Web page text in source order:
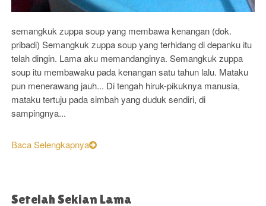
semangkuk zuppa soup yang membawa kenangan (dok.
pribadi) Semangkuk zuppa soup yang terhidang di depanku itu
telah dingin. Lama aku memandanginya. Semangkuk zuppa
soup itu membawaku pada kenangan satu tahun lalu. Mataku
pun menerawang jauh... Di tengah hiruk-pikuknya manusia,
mataku tertuju pada simbah yang duduk sendiri, di
sampingnya...
Baca Selengkapnya
Setelah Sekian Lama